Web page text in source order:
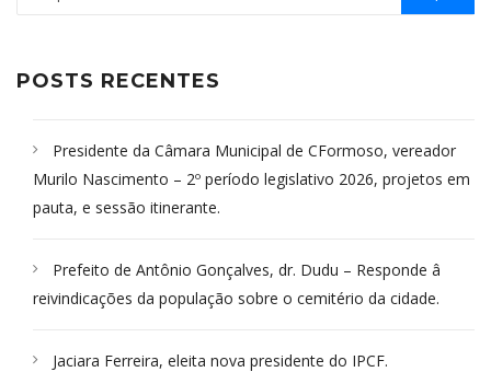
POSTS RECENTES
Presidente da Câmara Municipal de CFormoso, vereador
Murilo Nascimento – 2º período legislativo 2026, projetos em
pauta, e sessão itinerante.
Prefeito de Antônio Gonçalves, dr. Dudu – Responde â
reivindicações da população sobre o cemitério da cidade.
Jaciara Ferreira, eleita nova presidente do IPCF.